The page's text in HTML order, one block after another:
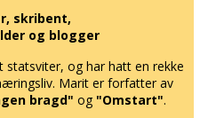
skribent,
og blogger
statsviter, og har hatt en rekke
Marit er forfatter av
bragd" og "Omstart".